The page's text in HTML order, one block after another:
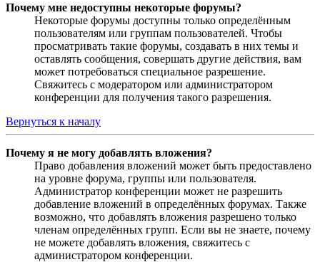
Почему мне недоступны некоторые форумы?
Некоторые форумы доступны только определённым
пользователям или группам пользователей. Чтобы
просматривать такие форумы, создавать в них темы и
оставлять сообщения, совершать другие действия, вам
может потребоваться специальное разрешение.
Свяжитесь с модератором или администратором
конференции для получения такого разрешения.
Вернуться к началу
Почему я не могу добавлять вложения?
Право добавления вложений может быть предоставлено
на уровне форума, группы или пользователя.
Администратор конференции может не разрешить
добавление вложений в определённых форумах. Также
возможно, что добавлять вложения разрешено только
членам определённых групп. Если вы не знаете, почему
не можете добавлять вложения, свяжитесь с
администратором конференции.